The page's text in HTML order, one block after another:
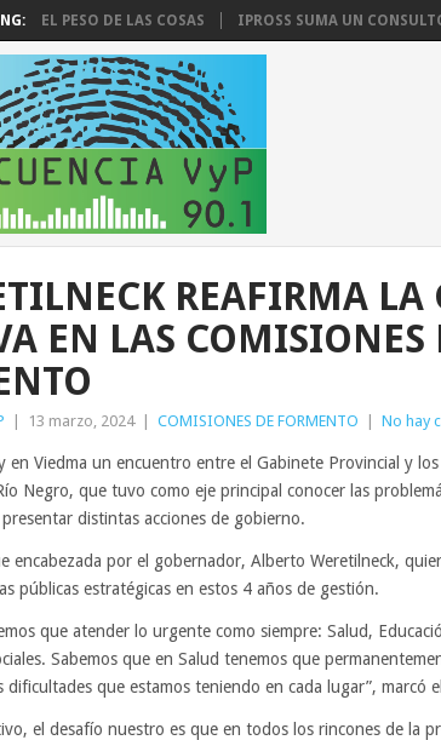
EL PESO DE LAS COSAS IPROSS SUMA UN
REAFIRMA LA
EN LAS COMISIONES
13 marzo, 2024 COMISIONES DE FORMENTO No hay
en Viedma un encuentro entre el Gabinete Provincial y
Negro, que tuvo como eje principal conocer las
distintas acciones de gobierno.
encabezada por el gobernador, Alberto Weretilneck,
públicas estratégicas en estos 4 años de gestión.
que atender lo urgente como siempre: Salud,
Sabemos que en Salud tenemos que
dificultades que estamos teniendo en cada lugar”, marcó
el desafío nuestro es que en todos los rincones de la